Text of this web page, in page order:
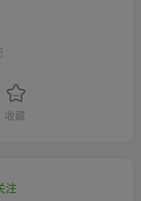
收藏
注